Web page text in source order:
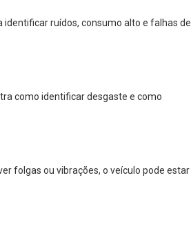
identificar ruídos, consumo alto e falhas de
como identificar desgaste e como
folgas ou vibrações, o veículo pode estar